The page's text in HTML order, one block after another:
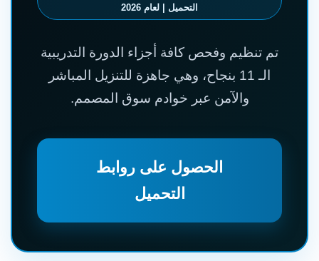
التحميل | لعام 2026
تم تنظيم وفحص كافة أجزاء الدورة التدريبية
الـ 11 بنجاح، وهي جاهزة للتنزيل المباشر
والآمن عبر خوادم سوق المصمم.
الحصول على روابط
التحميل